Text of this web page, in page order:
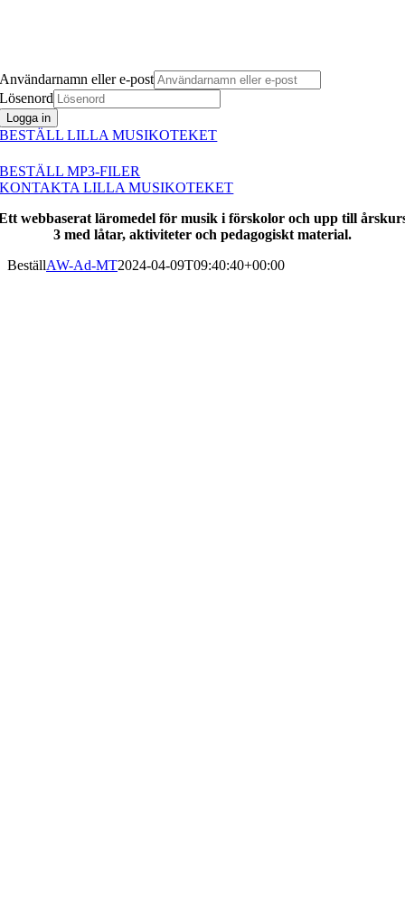
Användarnamn eller e-post
Lösenord
Logga in
BESTÄLL LILLA MUSIKOTEKET
BESTÄLL MP3-FILER
KONTAKTA LILLA MUSIKOTEKET
webbaserat läromedel för musik i förskolor och upp till
3 med låtar, aktiviteter och pedagogiskt material.
BeställAW-Ad-MT2024-04-09T09:40:40+00:00